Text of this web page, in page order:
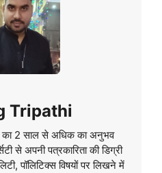
Tripathi
का 2 साल से अधिक का अनुभव
से अपनी पत्रकारिता की डिग्री
पॉलिटिक्स विषयों पर लिखने में